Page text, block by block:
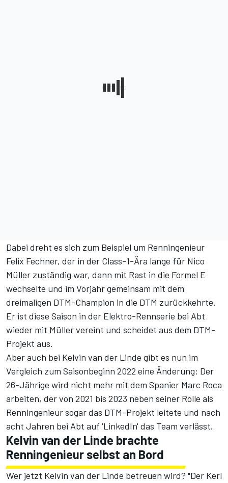
Dabei dreht es sich zum Beispiel um Renningenieur
Felix Fechner, der in der Class-1-Ära lange für Nico
Müller zuständig war, dann mit Rast in die Formel E
wechselte und im Vorjahr gemeinsam mit dem
dreimaligen DTM-Champion in die DTM zurückkehrte.
Er ist diese Saison in der Elektro-Rennserie bei Abt
wieder mit Müller vereint und scheidet aus dem DTM-
Projekt aus.
Aber auch bei Kelvin van der Linde gibt es nun im
Vergleich zum Saisonbeginn 2022 eine Änderung: Der
26-Jährige wird nicht mehr mit dem Spanier Marc Roca
arbeiten, der von 2021 bis 2023 neben seiner Rolle als
Renningenieur sogar das DTM-Projekt leitete und nach
acht Jahren bei Abt auf 'LinkedIn' das Team verlässt.
Kelvin van der Linde brachte
Renningenieur selbst an Bord
Wer jetzt Kelvin van der Linde betreuen wird? "Der Kerl